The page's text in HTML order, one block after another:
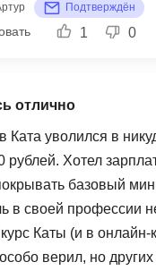
другие, раньше мне
себе, что решился
Подтверждён
1 0
отлично
Ката уволился в
рублей. Хотел
базовый
в своей профессии
Каты (и в онлайн-
верил, но других